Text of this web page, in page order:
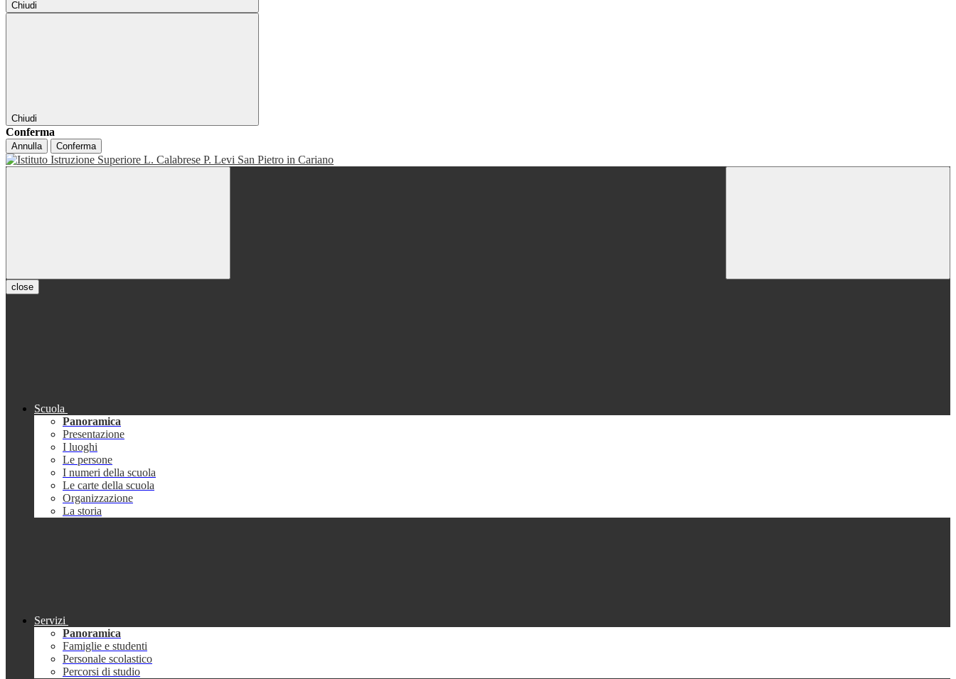
Chiudi
Chiudi
Conferma
Annulla Conferma
close
Scuola
Panoramica
Presentazione
I luoghi
Le persone
I numeri della scuola
Le carte della scuola
Organizzazione
La storia
Servizi
Panoramica
Famiglie e studenti
Personale scolastico
Percorsi di studio